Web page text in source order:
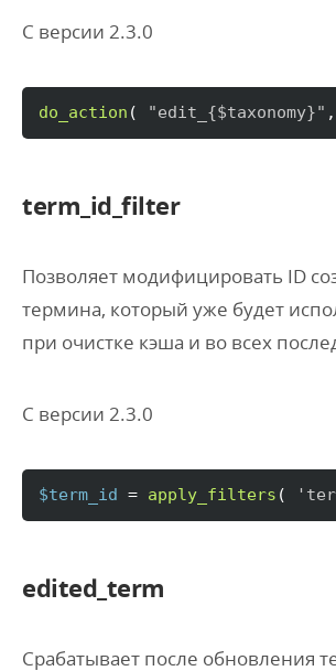
С версии 2.3.0
do_action ( "edit_ {$taxonomy}" ,
term_id_filter
Позволяет модифицировать ID
термина, который уже будет
при очистке кэша и во всех
С версии 2.3.0
$term_id = apply_filters (
edited_term
Срабатывает после обновления